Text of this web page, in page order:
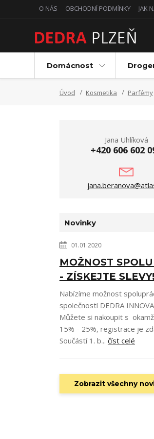
O NÁS OBCHODNÍ PODMÍNKY JAK
Domácnost
Úvod Kosmetika Parfémy
Jana Uhlíková
+420 606 602
Novinky
01.01.2020
MOŽNOST
- ZÍSKEJTE
Nabízíme možnost
společností DEDRA
Můžete si nakoupit s
15% - 25%, registrace je
Součástí 1. b... číst celé
Zobrazit všechny